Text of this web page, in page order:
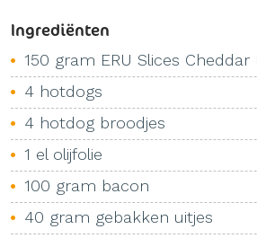
Ingrediënten
150 gram ERU Slices Cheddar
4 hotdogs
4 hotdog broodjes
1 el olijfolie
100 gram bacon
40 gram gebakken uitjes